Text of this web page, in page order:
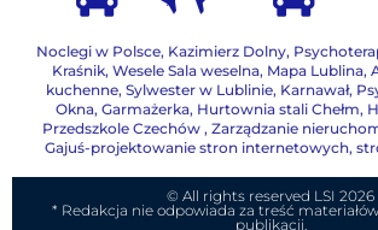
Noclegi w Polsce, Kazimierz Dolny,
Kraśnik, Wesele Sala weselna, Mapa Lublina,
kuchenne, Sylwester w Lublinie, Karnawał,
Okna, Garmażerka, Hurtownia stali Chełm,
Przedszkole Czechów , Zarządzanie
Gajuś-projektowanie stron internetowych,
© All rights reserved LSI 2026
* Redakcja nie odpowiada za treść
publikacji.